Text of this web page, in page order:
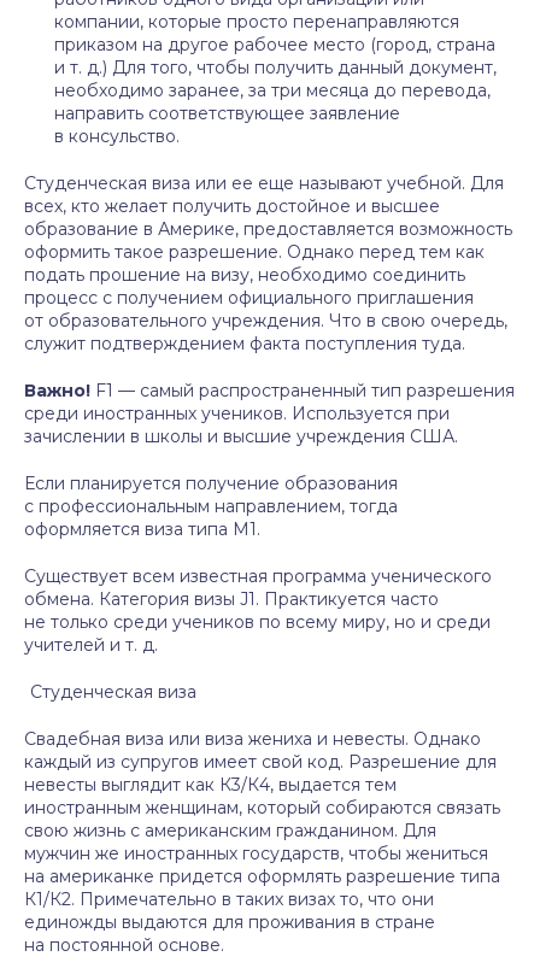
компании, которые просто перенаправляются
приказом на другое рабочее место (город, страна
и т. д.) Для того, чтобы получить данный документ,
необходимо заранее, за три месяца до перевода,
направить соответствующее заявление
в консульство.
Студенческая виза или ее еще называют учебной. Для
всех, кто желает получить достойное и высшее
образование в Америке, предоставляется возможность
оформить такое разрешение. Однако перед тем как
подать прошение на визу, необходимо соединить
процесс с получением официального приглашения
от образовательного учреждения. Что в свою очередь,
служит подтверждением факта поступления туда.
Важно! F1 — самый распространенный тип разрешения
среди иностранных учеников. Используется при
зачислении в школы и высшие учреждения США.
Если планируется получение образования
с профессиональным направлением, тогда
оформляется виза типа М1.
Существует всем известная программа ученического
обмена. Категория визы J1. Практикуется часто
не только среди учеников по всему миру, но и среди
учителей и т. д.
Студенческая виза
Свадебная виза или виза жениха и невесты. Однако
каждый из супругов имеет свой код. Разрешение для
невесты выглядит как К3/К4, выдается тем
иностранным женщинам, который собираются связать
свою жизнь с американским гражданином. Для
мужчин же иностранных государств, чтобы жениться
на американке придется оформлять разрешение типа
К1/К2. Примечательно в таких визах то, что они
единожды выдаются для проживания в стране
на постоянной основе.